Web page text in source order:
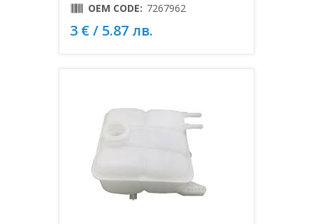
OEM CODE: 7267962
3 € / 5.87 лв.